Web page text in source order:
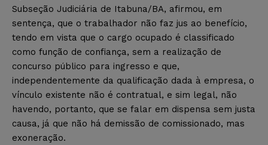
Subseção Judiciária de Itabuna/BA, afirmou, em
sentença, que o trabalhador não faz jus ao benefício,
tendo em vista que o cargo ocupado é classificado
como função de confiança, sem a realização de
concurso público para ingresso e que,
independentemente da qualificação dada à empresa, o
vínculo existente não é contratual, e sim legal, não
havendo, portanto, que se falar em dispensa sem justa
causa, já que não há demissão de comissionado, mas
exoneração.